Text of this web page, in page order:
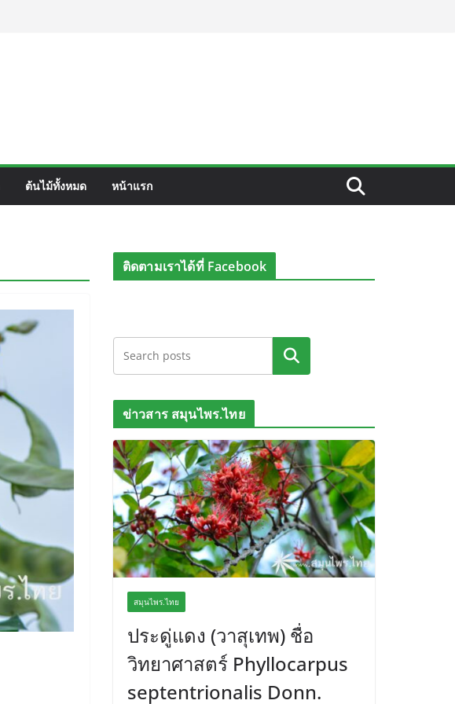
ต้นไม้ทั้งหมด หน้าแรก
ติดตามเราได้ที่ Facebook
ค้นหา
ข่าวสาร สมุนไพร.ไทย
สมุนไพร.ไทย
ประดู่แดง (วาสุเทพ) ชื่อ
วิทยาศาสตร์ Phyllocarpus
septentrionalis Donn.